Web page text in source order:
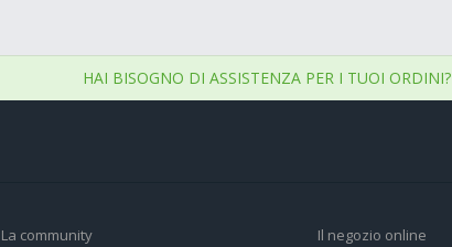
HAI BISOGNO DI ASSISTENZA PER I TUOI ORDINI?
La community Il negozio online